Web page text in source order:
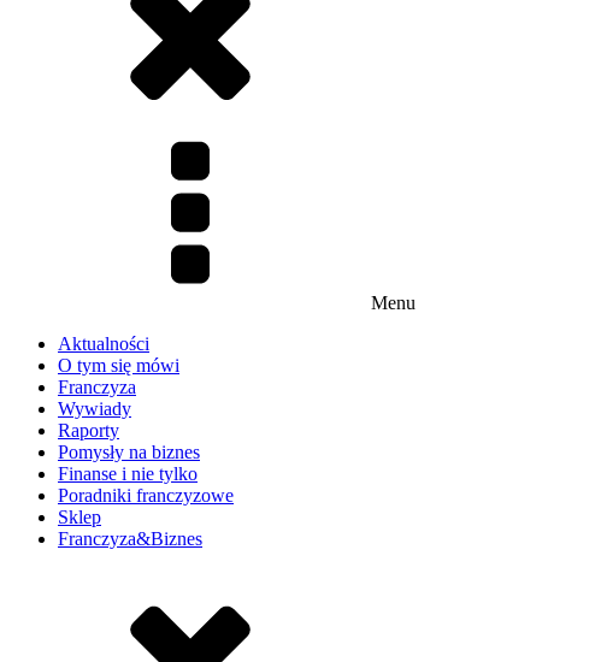
Menu
Aktualności
O tym się mówi
Franczyza
Wywiady
Raporty
Pomysły na biznes
Finanse i nie tylko
Poradniki franczyzowe
Sklep
Franczyza&Biznes